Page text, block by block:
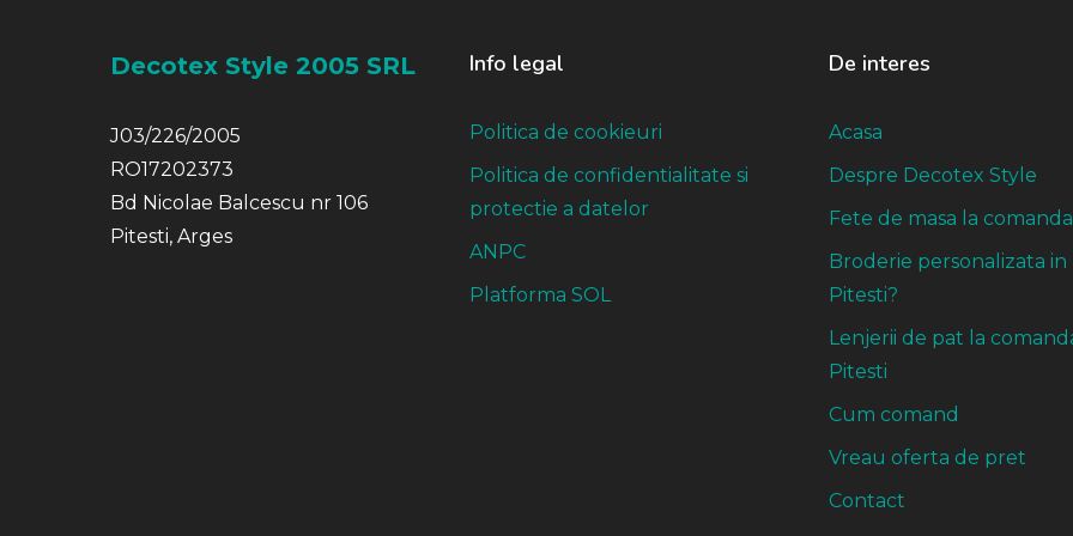
Decotex Style 2005 SRL
J03/226/2005
RO17202373
Bd Nicolae Balcescu nr 106
Pitesti, Arges
Info legal
Politica de cookieuri
Politica de confidentialitate si
protectie a datelor
ANPC
Platforma SOL
De interes
Acasa
Despre Decotex Style
Fete de masa la comanda
Broderie personalizata in
Pitesti?
Lenjerii de pat la
Pitesti
Cum comand
Vreau oferta de pret
Contact